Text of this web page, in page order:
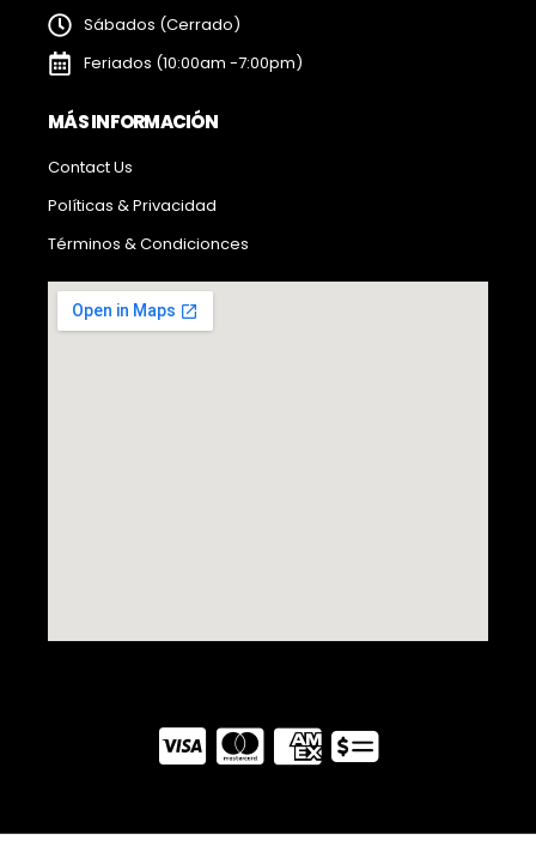
Sábados (Cerrado)
Feriados (10:00am -7:00pm)
MÁS INFORMACIÓN
Contact Us
Políticas & Privacidad
Términos & Condicionces